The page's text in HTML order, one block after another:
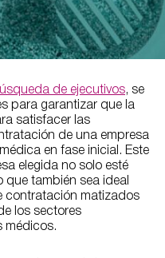
de ejecutivos, se
para garantizar que la
satisfacer las
de una empresa
en fase inicial. Este
elegida no solo esté
también sea ideal
contratación matizados
los sectores
médicos.